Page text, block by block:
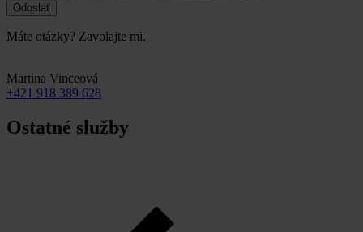
Odoslať
Máte otázky? Zavolajte mi.
Martina Vinceová
+421 918 389 628
Ostatné služby